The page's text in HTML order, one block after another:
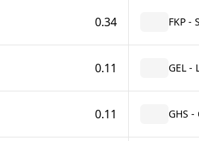
0.34 FKP -
0.11 GEL -
0.11 GHS